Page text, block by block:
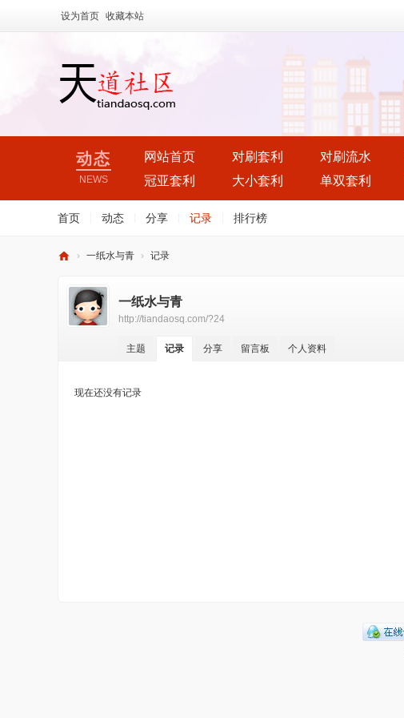
设为首页 收藏本站
动态
NEWS
网站首页 对刷套利 对刷流水
冠亚套利
大小套利 单双套利
首页 动态 分享 记录 排行榜
社
› 一纸水与青 › 记录
一纸水与青
http://tiandaosq.com/?24
主题 记录 分享 留言板 个人资料
现在还没有记录